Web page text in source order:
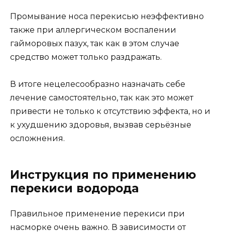
Промывание носа перекисью неэффективно
также при аллергическом воспалении
гайморовых пазух, так как в этом случае
средство может только раздражать.
В итоге нецелесообразно назначать себе
лечение самостоятельно, так как это может
привести не только к отсутствию эффекта, но и
к ухудшению здоровья, вызвав серьёзные
осложнения.
Инструкция по применению
перекиси водорода
Правильное применение перекиси при
насморке очень важно. В зависимости от